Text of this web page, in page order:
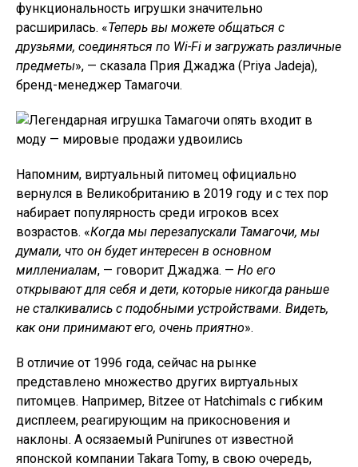
функциональность игрушки значительно
расширилась. «Теперь вы можете общаться с
друзьями, соединяться по Wi-Fi и загружать различные
предметы», — сказала Прия Джаджа (Priya Jadeja),
бренд-менеджер Тамагочи.
Напомним, виртуальный питомец официально
вернулся в Великобританию в 2019 году и с тех пор
набирает популярность среди игроков всех
возрастов. «Когда мы перезапускали Тамагочи, мы
думали, что он будет интересен в основном
миллениалам, — говорит Джаджа. — Но его
открывают для себя и дети, которые никогда раньше
не сталкивались с подобными устройствами. Видеть,
как они принимают его, очень приятно».
В отличие от 1996 года, сейчас на рынке
представлено множество других виртуальных
питомцев. Например, Bitzee от Hatchimals с гибким
дисплеем, реагирующим на прикосновения и
наклоны. А осязаемый Punirunes от известной
японской компании Takara Tomy, в свою очередь,